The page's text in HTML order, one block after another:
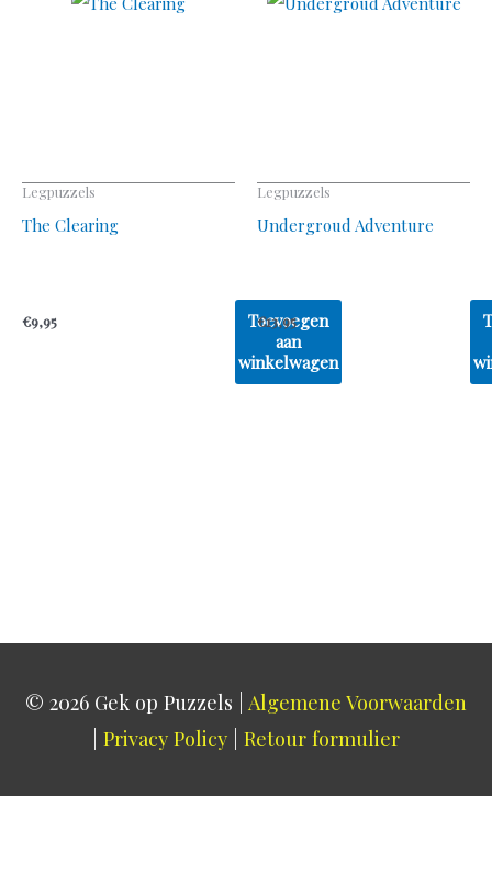
Legpuzzels
The Clearing
€9,95
Toevoegen
aan
winkelwagen
Legpuzzels
Undergroud Adventure
€13,95
© 2026 Gek op Puzzels
Algemene Voorwaarden
Privacy Policy Retour formulier